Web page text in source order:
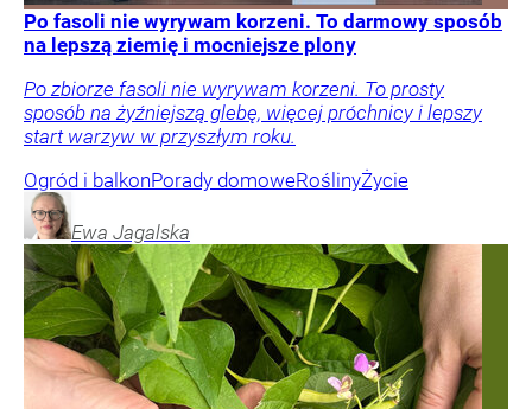
Po fasoli nie wyrywam korzeni. To darmowy sposób
na lepszą ziemię i mocniejsze plony
Po zbiorze fasoli nie wyrywam korzeni. To prosty
sposób na żyźniejszą glebę, więcej próchnicy i lepszy
start warzyw w przyszłym roku.
Ogród i balkonPorady domoweRoślinyŻycie
Ewa Jagalska